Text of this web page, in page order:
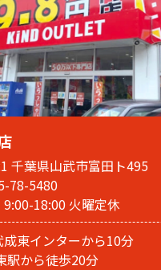
千葉県山武市富田ト495
78-5480
18:00 火曜定休
東インターから10分
駅から徒歩20分